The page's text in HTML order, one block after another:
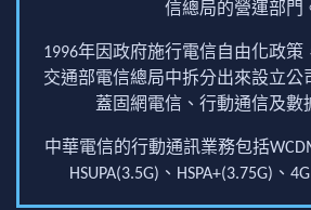
信總局的營運部門
1996年因政府施行電信自由化政策
交通部電信總局中拆分出來設立公
蓋固網電信、行動通信及數
中華電信的行動通訊業務包括
HSUPA(3.5G)、HSPA+(3.75G)、